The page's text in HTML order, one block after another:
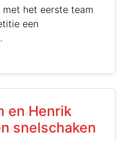
het eerste team
een
en Henrik
snelschaken